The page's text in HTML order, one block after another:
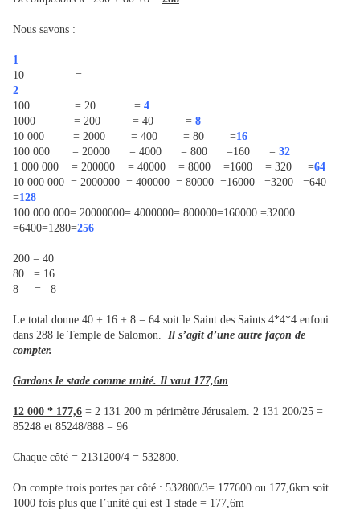
Nous savons :
1
10 =
2
100 = 20 = 4
1000 = 200 = 40 = 8
10 000 = 2000 = 400 = 80 =16
100 000 = 20000 = 4000 = 800 =160 = 32
1 000 000 = 200000 = 40000 = 8000 =1600 = 320 =64
10 000 000 = 2000000 = 400000 = 80000 =16000 =3200 =640
=128
100 000 000= 20000000= 4000000= 800000=160000 =32000
=6400=1280=256
200 = 40
80 = 16
8 = 8
Le total donne 40 + 16 + 8 = 64 soit le Saint des Saints 4*4*4 enfoui
dans 288 le Temple de Salomon. Il s’agit d’une autre façon de
compter.
Gardons le stade comme unité. Il vaut 177,6m
12 000 * 177,6 = 2 131 200 m périmètre Jérusalem. 2 131 200/25 =
85248 et 85248/888 = 96
Chaque côté = 2131200/4 = 532800.
On compte trois portes par côté : 532800/3= 177600 ou 177,6km soit
1000 fois plus que l’unité qui est 1 stade = 177,6m